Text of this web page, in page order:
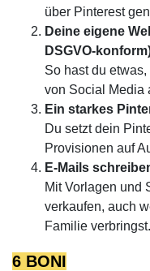
über Pinterest
Deine eigene
DSGVO-
So hast du
von Social Media
Ein starkes
Du setzt dein
Provisionen auf
E-Mails
Mit Vorlagen und
verkaufen, auch
Familie verbringst.
6 BONI